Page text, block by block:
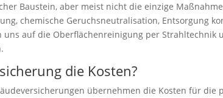
Baustein, aber meist nicht die einzige
chemische Geruchsneutralisation, Entsorgung
uns auf die Oberflächenreinigung per Strahltechnik
die Kosten?
übernehmen die Kosten für die